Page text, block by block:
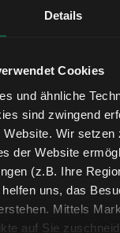
Details
Cookies
und ähnliche
sind zwingend
Website. Wir
der Website
(z.B. Ihre
uns, das
Mittels
auf Sie
date –